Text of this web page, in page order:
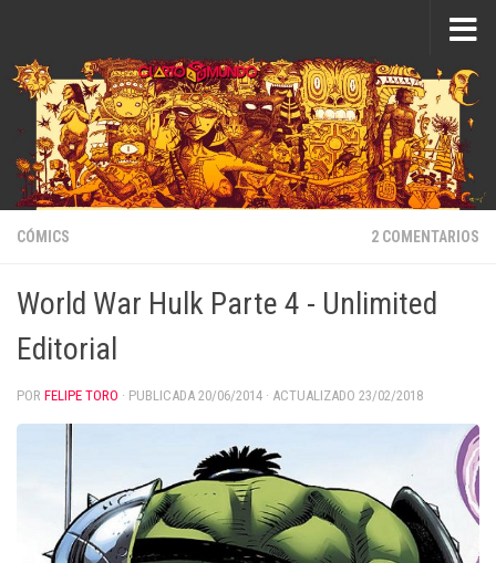
CÓMICS 2 COMENTARIOS
World War Hulk Parte 4 - Unlimited
Editorial
POR FELIPE TORO · PUBLICADA 20/06/2014 · ACTUALIZADO 23/02/2018